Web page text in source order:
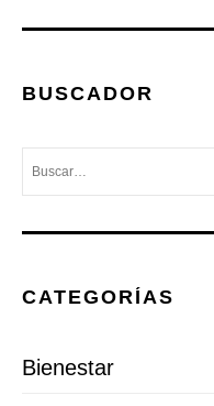
BUSCADOR
CATEGORÍAS
Bienestar